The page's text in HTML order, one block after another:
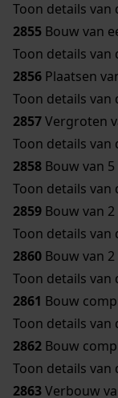
Toon details van
2855 Bouw van
Toon details van
2856 Plaatsen
Toon details van
2857Vergroten
Toon details van
2858 Bouw van
Toon details van
2859 Bouw van
Toon details van
2860 Bouw van
Toon details van
2861 Bouw
Toon details van
2862 Bouw
Toon details van
2863Verbouw